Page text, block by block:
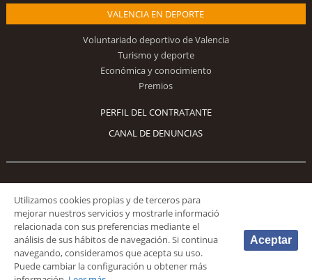
VALENCIA EN DEPORTE
Voluntariado deportivo de Valencia
Turismo y deporte
Económica y conocimiento
Premios
PERFIL DEL CONTRATANTE
CANAL DE DENUNCIAS
Síguenos
© 2026 Fundación Deportiva Municipal Valencia |AVISO LEGAL
Utilizamos cookies propias y de terceros para
mejorar nuestros servicios y mostrarle informació
relacionada con sus preferencias mediante el
análisis de sus hábitos de navegación. Si continua
navegando, consideramos que acepta su uso.
Puede cambiar la configuración u obtener más
Aceptar